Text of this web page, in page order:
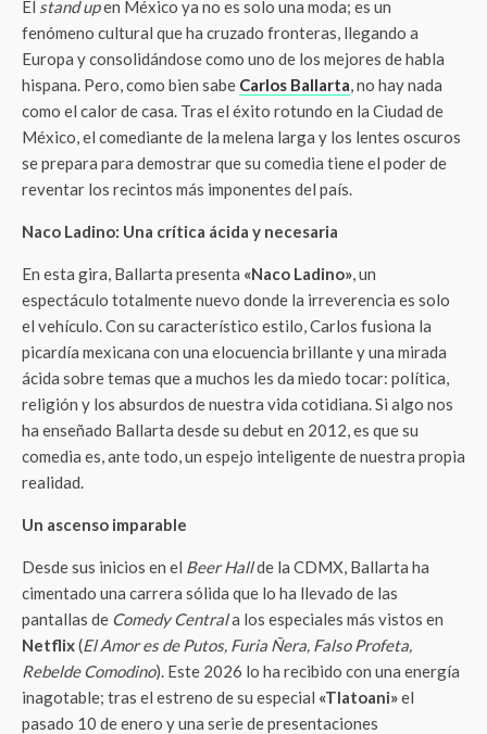
El stand upen México ya no es solo una moda; es un
fenómeno cultural que ha cruzado fronteras, llegando a
Europa y consolidándose como uno de los mejores de habla
hispana. Pero, como bien sabe Carlos Ballarta, no hay nada
como el calor de casa. Tras el éxito rotundo en la Ciudad de
México, el comediante de la melena larga y los lentes oscuros
se prepara para demostrar que su comedia tiene el poder de
reventar los recintos más imponentes del país.
Naco Ladino: Una crítica ácida y necesaria
En esta gira, Ballarta presenta «Naco Ladino», un
espectáculo totalmente nuevo donde la irreverencia es solo
el vehículo. Con su característico estilo, Carlos fusiona la
picardía mexicana con una elocuencia brillante y una mirada
ácida sobre temas que a muchos les da miedo tocar: política,
religión y los absurdos de nuestra vida cotidiana. Si algo nos
ha enseñado Ballarta desde su debut en 2012, es que su
comedia es, ante todo, un espejo inteligente de nuestra propia
realidad.
Un ascenso imparable
Desde sus inicios en el Beer Hallde la CDMX, Ballarta ha
cimentado una carrera sólida que lo ha llevado de las
pantallas de Comedy Centrala los especiales más vistos en
Netflix(El Amor es de Putos, Furia Ñera, Falso Profeta,
Rebelde Comodino). Este 2026 lo ha recibido con una energía
inagotable; tras el estreno de su especial «Tlatoani»el
pasado 10 de enero y una serie de presentaciones